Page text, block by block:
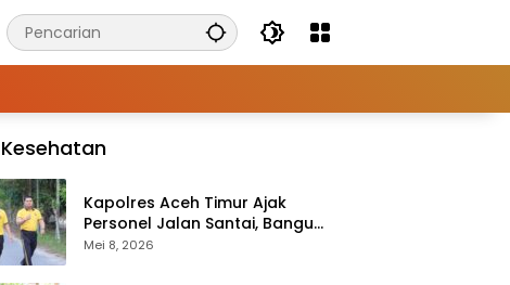
Kesehatan
Kapolres Aceh Timur Ajak
Personel Jalan Santai, Bangun
Semangat Sehat dan Solid
Mei 8, 2026